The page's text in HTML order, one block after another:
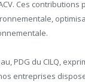
Ces
PDG du CILQ,
entreprises